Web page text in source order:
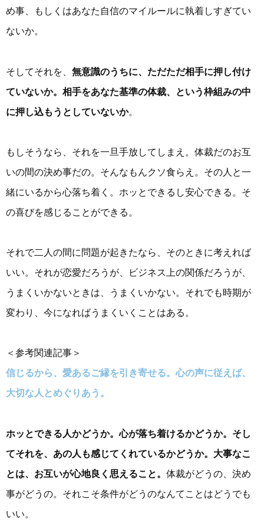
め事、もしくはあなた自信のマイルールに執着しすぎてい
ないか。
そしてそれを、 無意識のうちに、ただただ相手に押し付け
ていないか。相手をあなた基準の体裁、という枠組みの中
に押し込もうとしていないか。
もしそうなら、それを一旦手放してしまえ。体裁だのお互
いの間の決め事だの。そんなもんクソ食らえ。その人と一
緒にいるから心落ち着く。ホッとできるし安心できる。そ
の喜びを感じることができる。
それで二人の間に問題が起きたなら、そのときに考えれば
いい。それが恋愛だろうが、ビジネス上の関係だろうが、
うまくいかないときは、うまくいかない。それでも時期が
変わり、今になればうまくいくことはある。
＜参考関連記事＞
信じるから、愛あるご縁を引き寄せる。心の声に従えば、
大切な人とめぐりあう。
ホッとできる人かどうか。心が落ち着けるかどうか。そし
てそれを、あの人も感じてくれているかどうか。大事なこ
とは、お互いが心地良く思えること。 体裁がどうの、決め
事がどうの。それこそ条件がどうのなんてことはどうでも
いい。